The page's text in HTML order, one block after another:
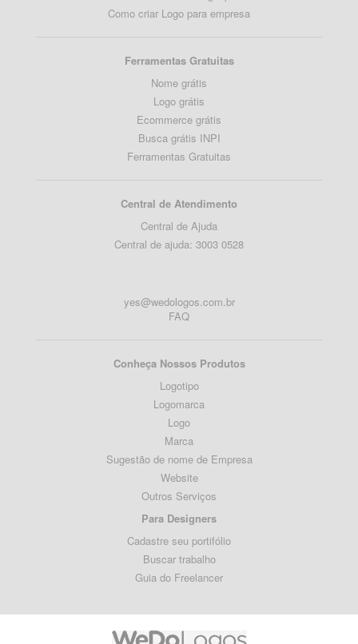
Como criar Logo para empresa
Ferramentas Gratuitas
Nome grátis
Logo grátis
Ecommerce grátis
Busca grátis INPI
Ferramentas Gratuitas
Central de Atendimento
Central de Ajuda
Central de ajuda: 3003 0528
yes@wedologos.com.br
FAQ
Conheça Nossos Produtos
Logotipo
Logomarca
Logo
Marca
Sugestão de nome de Empresa
Website
Outros Serviços
Para Designers
Cadastre seu portifólio
Buscar trabalho
Guia do Freelancer